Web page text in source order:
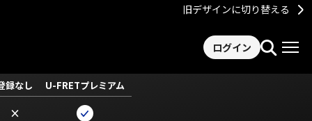
旧デザインに切り替える
ログイン
録なし U-FRETプレミアム
×